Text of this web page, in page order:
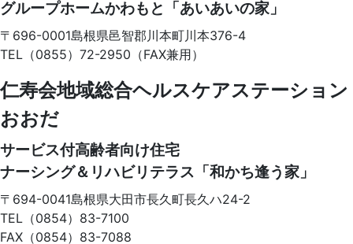
グループホームかわもと「あいあいの家」
〒696-0001島根県邑智郡川本町川本376-4
TEL（0855）72-2950（FAX兼用）
仁寿会地域総合ヘルスケアステーション
おおだ
サービス付高齢者向け住宅
ナーシング＆リハビリテラス「和かち逢う家」
〒694-0041島根県大田市長久町長久ハ24-2
TEL（0854）83-7100
FAX（0854）83-7088